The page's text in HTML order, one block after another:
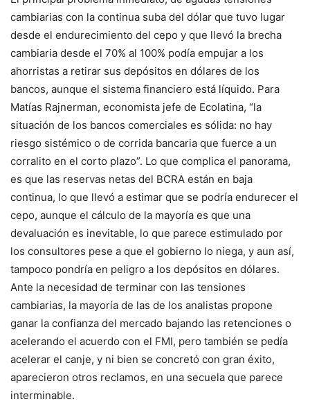
cambiarias con la continua suba del dólar que tuvo lugar
desde el endurecimiento del cepo y que llevó la brecha
cambiaria desde el 70% al 100% podía empujar a los
ahorristas a retirar sus depósitos en dólares de los
bancos, aunque el sistema financiero está líquido. Para
Matías Rajnerman, economista jefe de Ecolatina, “la
situación de los bancos comerciales es sólida: no hay
riesgo sistémico o de corrida bancaria que fuerce a un
corralito en el corto plazo”. Lo que complica el panorama,
es que las reservas netas del BCRA están en baja
continua, lo que llevó a estimar que se podría endurecer el
cepo, aunque el cálculo de la mayoría es que una
devaluación es inevitable, lo que parece estimulado por
los consultores pese a que el gobierno lo niega, y aun así,
tampoco pondría en peligro a los depósitos en dólares.
Ante la necesidad de terminar con las tensiones
cambiarias, la mayoría de las de los analistas propone
ganar la confianza del mercado bajando las retenciones o
acelerando el acuerdo con el FMI, pero también se pedía
acelerar el canje, y ni bien se concretó con gran éxito,
aparecieron otros reclamos, en una secuela que parece
interminable.